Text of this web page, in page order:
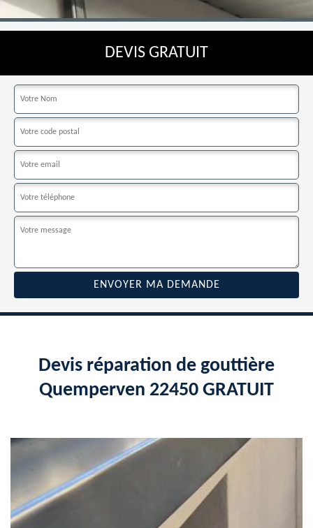
DEVIS GRATUIT
Devis réparation de gouttière
Quemperven 22450 GRATUIT